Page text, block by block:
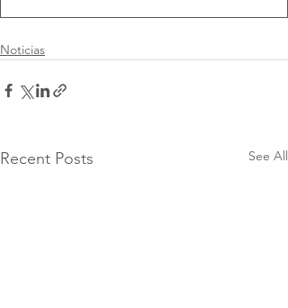
Noticias
Recent Posts See All